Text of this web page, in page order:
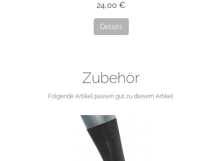
24,00 €
Details
Zubehör
Folgende Artikel passen gut zu diesem Artikel.